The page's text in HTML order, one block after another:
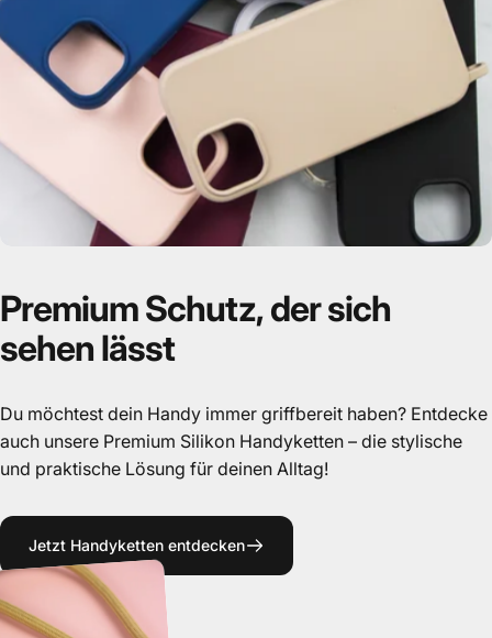
PremiumSchutz, dersich
sehen lässt
Du möchtest dein Handy immer griffbereit haben? Entdecke
auch unsere Premium Silikon Handyketten – die stylische
und praktische Lösung für deinen Alltag!
Jetzt Handyketten entdecken